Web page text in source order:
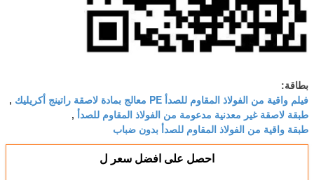
بطاقة:
فيلم واقية من الفولاذ المقاوم للصدأ PE معالج بمادة لاصقة راتينج أكريليك ,
طبقة لاصقة غير معدنية مدعومة من الفولاذ المقاوم للصدأ ,
طبقة واقية من الفولاذ المقاوم للصدأ بدون ضباب
احصل على افضل سعر ل